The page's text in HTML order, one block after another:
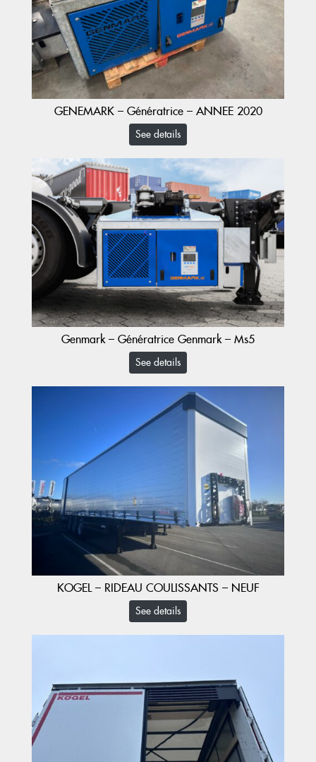
GENEMARK – Génératrice – ANNEE 2020
See details
Genmark – Génératrice Genmark – Ms5
See details
KOGEL – RIDEAU COULISSANTS – NEUF
See details